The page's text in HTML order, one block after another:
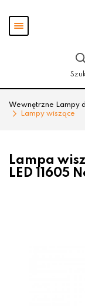
Pokaż
menu
Wewnętrzne Lampy
Lampy wiszące
Lampa
LED 11605